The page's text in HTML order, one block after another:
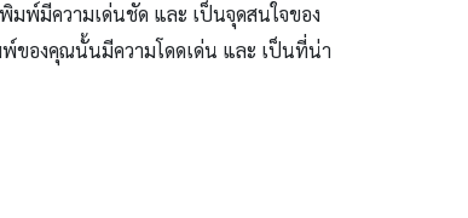
มพ์มีความเด่นชัด และ เป็นจุดสนใจของ
ของคุณนั้นมีความโดดเด่น และ เป็นที่น่า